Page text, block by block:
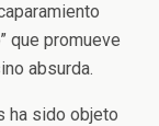
que promueve
absurda.
ha sido objeto